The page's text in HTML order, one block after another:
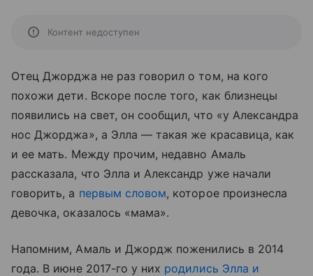
Контент недоступен
Отец Джорджа не раз говорил о том, на кого
похожи дети. Вскоре после того, как близнецы
появились на свет, он сообщил, что «у Александра
нос Джорджа», а Элла — такая же красавица, как
и ее мать. Между прочим, недавно Амаль
рассказала, что Элла и Александр уже начали
говорить, а первым словом, которое произнесла
девочка, оказалось «мама».
Напомним, Амаль и Джордж поженились в 2014
года. В июне 2017-го у них родились Элла и